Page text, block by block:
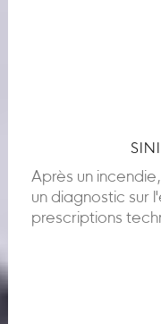
Après un
un diagnostic sur
prescriptions